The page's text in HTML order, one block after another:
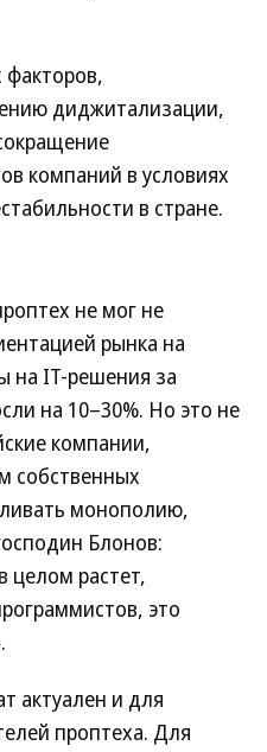
факторов,
диджитализации,
компаний в условиях
в стране.
не мог не
рынка на
на IT-решения за
на 10–30%. Но это не
компании,
собственных
монополию,
Блонов:
целом растет,
это
актуален и для
проптеха. Для